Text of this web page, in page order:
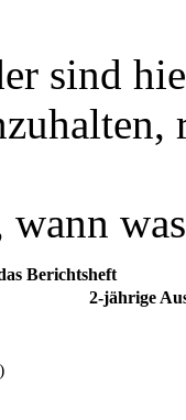
sind
Berichtsheft
2-jährige